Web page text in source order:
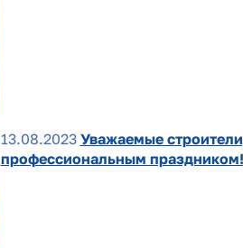
13.08.2023 Уважаемые
профессиональным праздником!